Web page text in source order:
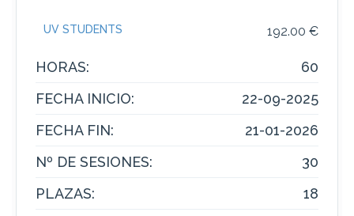
192.00 €
UV STUDENTS
HORAS:
60
FECHA INICIO:
22-09-2025
FECHA FIN:
21-01-2026
Nº DE SESIONES:
30
PLAZAS:
18